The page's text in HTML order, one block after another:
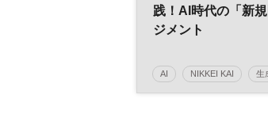
践！AI時代の「新
ジメント
AI NIKKEI KAI 生